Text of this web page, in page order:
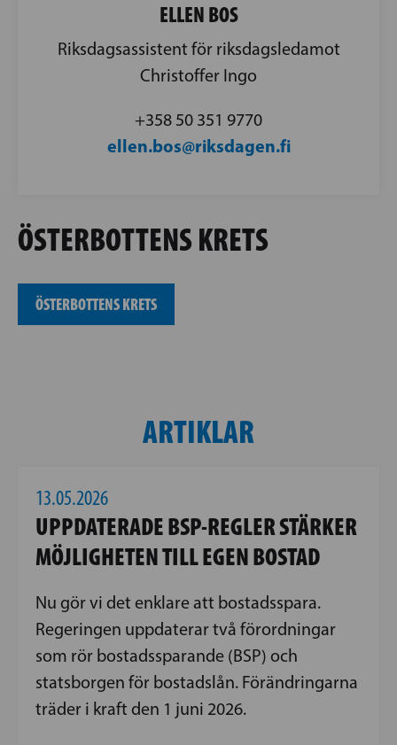
ELLEN BOS
Riksdagsassistent för riksdagsledamot
Christoffer Ingo
+358 50 351 9770
ellen.bos@riksdagen.fi
ÖSTERBOTTENS KRETS
ÖSTERBOTTENS KRETS
ARTIKLAR
13.05.2026
UPPDATERADE BSP-REGLER STÄRKER
MÖJLIGHETEN TILL EGEN BOSTAD
Nu gör vi det enklare att bostadsspara.
Regeringen uppdaterar två förordningar
som rör bostadssparande (BSP) och
statsborgen för bostadslån. Förändringarna
träder i kraft den 1 juni 2026.